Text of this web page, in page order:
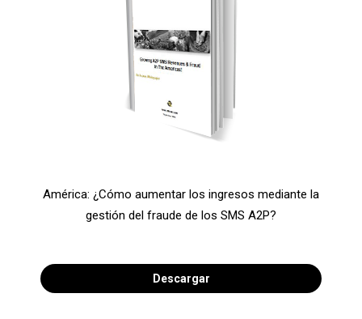
América: ¿Cómo aumentar los ingresos mediante la
gestión del fraude de los SMS A2P?
Descargar